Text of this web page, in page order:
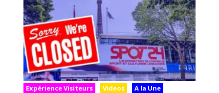
Expérience Visiteurs Videos A la Une